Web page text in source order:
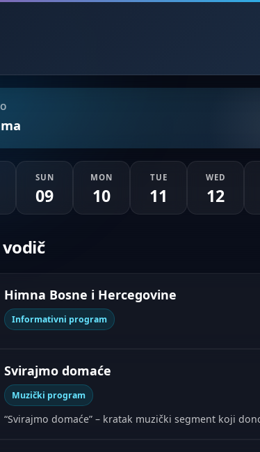
SUN
09
MON
10
TUE
11
WED
12
Himna Bosne i Hercegovine
Informativni program
Svirajmo domaće
Muzički program
“Svirajmo domaće” – kratak muzički segment koji